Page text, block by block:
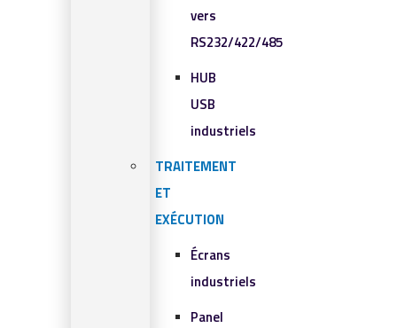
vers
RS232/422/485
HUB
USB
industriels
TRAITEMENT
ET
EXÉCUTION
Écrans
industriels
Panel